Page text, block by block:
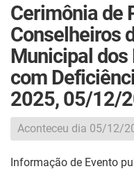
Cerimônia de
Conselheiros
Municipal dos
com
2025, 05/12/
Aconteceu dia 05/12/
Informação de Evento